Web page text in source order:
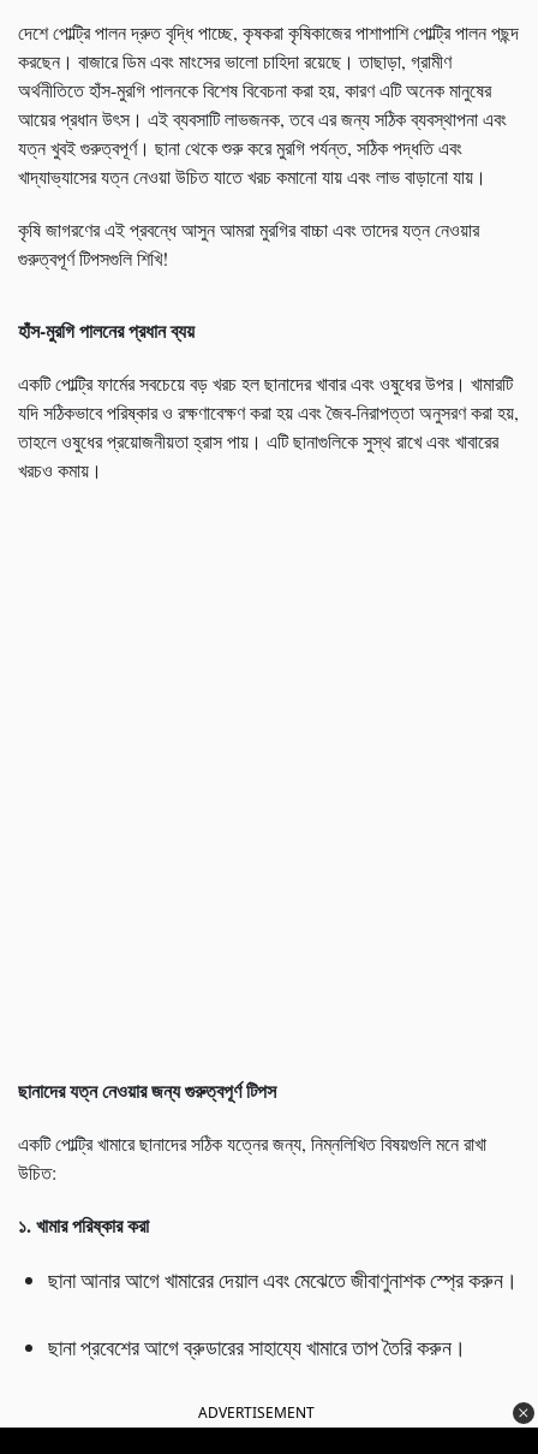
দেশে পোল্ট্রি পালন দ্রুত বৃদ্ধি পাচ্ছে, কৃষকরা কৃষিকাজের পাশাপাশি পোল্ট্রি পালন পছন্দ
করছেন। বাজারে ডিম এবং মাংসের ভালো চাহিদা রয়েছে। তাছাড়া, গ্রামীণ
অর্থনীতিতে হাঁস-মুরগি পালনকে বিশেষ বিবেচনা করা হয়, কারণ এটি অনেক মানুষের
আয়ের প্রধান উৎস। এই ব্যবসাটি লাভজনক, তবে এর জন্য সঠিক ব্যবস্থাপনা এবং
যত্ন খুবই গুরুত্বপূর্ণ। ছানা থেকে শুরু করে মুরগি পর্যন্ত, সঠিক পদ্ধতি এবং
খাদ্যাভ্যাসের যত্ন নেওয়া উচিত যাতে খরচ কমানো যায় এবং লাভ বাড়ানো যায়।
কৃষি জাগরণের এই প্রবন্ধে আসুন আমরা মুরগির বাচ্চা এবং তাদের যত্ন নেওয়ার
গুরুত্বপূর্ণ টিপসগুলি শিখি!
হাঁস-মুরগি পালনের প্রধান ব্যয়
একটি পোল্ট্রি ফার্মের সবচেয়ে বড় খরচ হল ছানাদের খাবার এবং ওষুধের উপর। খামারটি
যদি সঠিকভাবে পরিষ্কার ও রক্ষণাবেক্ষণ করা হয় এবং জৈব-নিরাপত্তা অনুসরণ করা হয়,
তাহলে ওষুধের প্রয়োজনীয়তা হ্রাস পায়। এটি ছানাগুলিকে সুস্থ রাখে এবং খাবারের
খরচও কমায়।
ছানাদের যত্ন নেওয়ার জন্য গুরুত্বপূর্ণ টিপস
একটি পোল্ট্রি খামারে ছানাদের সঠিক যত্নের জন্য, নিম্নলিখিত বিষয়গুলি মনে রাখা
উচিত:
১. খামার পরিষ্কার করা
ছানা আনার আগে খামারের দেয়াল এবং মেঝেতে জীবাণুনাশক স্প্রে করুন।
ছানা প্রবেশের আগে ব্রুডারের সাহায্যে খামারে তাপ তৈরি করুন।
ADVERTISEMENT